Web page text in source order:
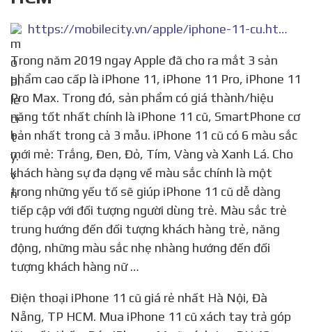
https://mobilecity.vn/apple/iphone-11-cu.html
Trong năm 2019 ngay Apple đã cho ra mắt 3 sản
phẩm cao cấp là iPhone 11, iPhone 11 Pro, iPhone 11
Pro Max. Trong đó, sản phẩm có giá thành/hiệu
năng tốt nhất chính là iPhone 11 cũ, SmartPhone cơ
bản nhất trong cả 3 mẫu. iPhone 11 cũ có 6 màu sắc
mới mẻ: Trắng, Đen, Đỏ, Tím, Vàng và Xanh Lá. Cho
khách hàng sự đa dạng về màu sắc chính là một
trong những yếu tố sẽ giúp iPhone 11 cũ dễ dàng
tiếp cập với đối tượng người dùng trẻ. Màu sắc trẻ
trung hướng đến đối tượng khách hàng trẻ, năng
động, những màu sắc nhẹ nhàng hướng đến đối
tượng khách hàng nữ …
Điện thoại iPhone 11 cũ giá rẻ nhất Hà Nội, Đà
Nẵng, TP HCM. Mua iPhone 11 cũ xách tay trả góp